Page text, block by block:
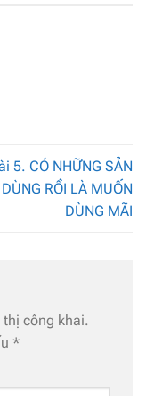
5. CÓ NHỮNG SẢN
RỒI LÀ MUỐN
DÙNG MÃI
công khai.
*